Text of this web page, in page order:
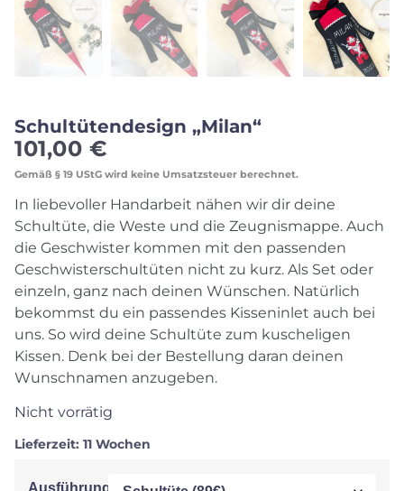
Schultütendesign „Milan“
101,00 €
Gemäß § 19 UStG wird keine Umsatzsteuer berechnet.
In liebevoller Handarbeit nähen wir dir deine
Schultüte, die Weste und die Zeugnismappe. Auch
die Geschwister kommen mit den passenden
Geschwisterschultüten nicht zu kurz. Als Set oder
einzeln, ganz nach deinen Wünschen. Natürlich
bekommst du ein passendes Kisseninlet auch bei
uns. So wird deine Schultüte zum kuscheligen
Kissen. Denk bei der Bestellung daran deinen
Wunschnamen anzugeben.
Nicht vorrätig
Lieferzeit: 11 Wochen
Ausführung